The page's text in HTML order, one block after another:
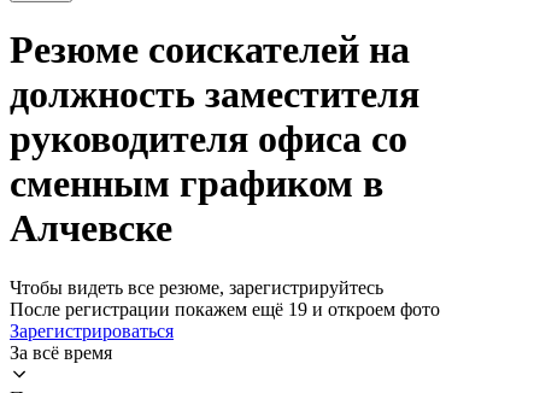
Резюме соискателей на
должность заместителя
руководителя офиса со
сменным графиком в
Алчевске
Чтобы видеть все резюме, зарегистрируйтесь
После регистрации покажем ещё 19 и откроем фото
Зарегистрироваться
За всё время